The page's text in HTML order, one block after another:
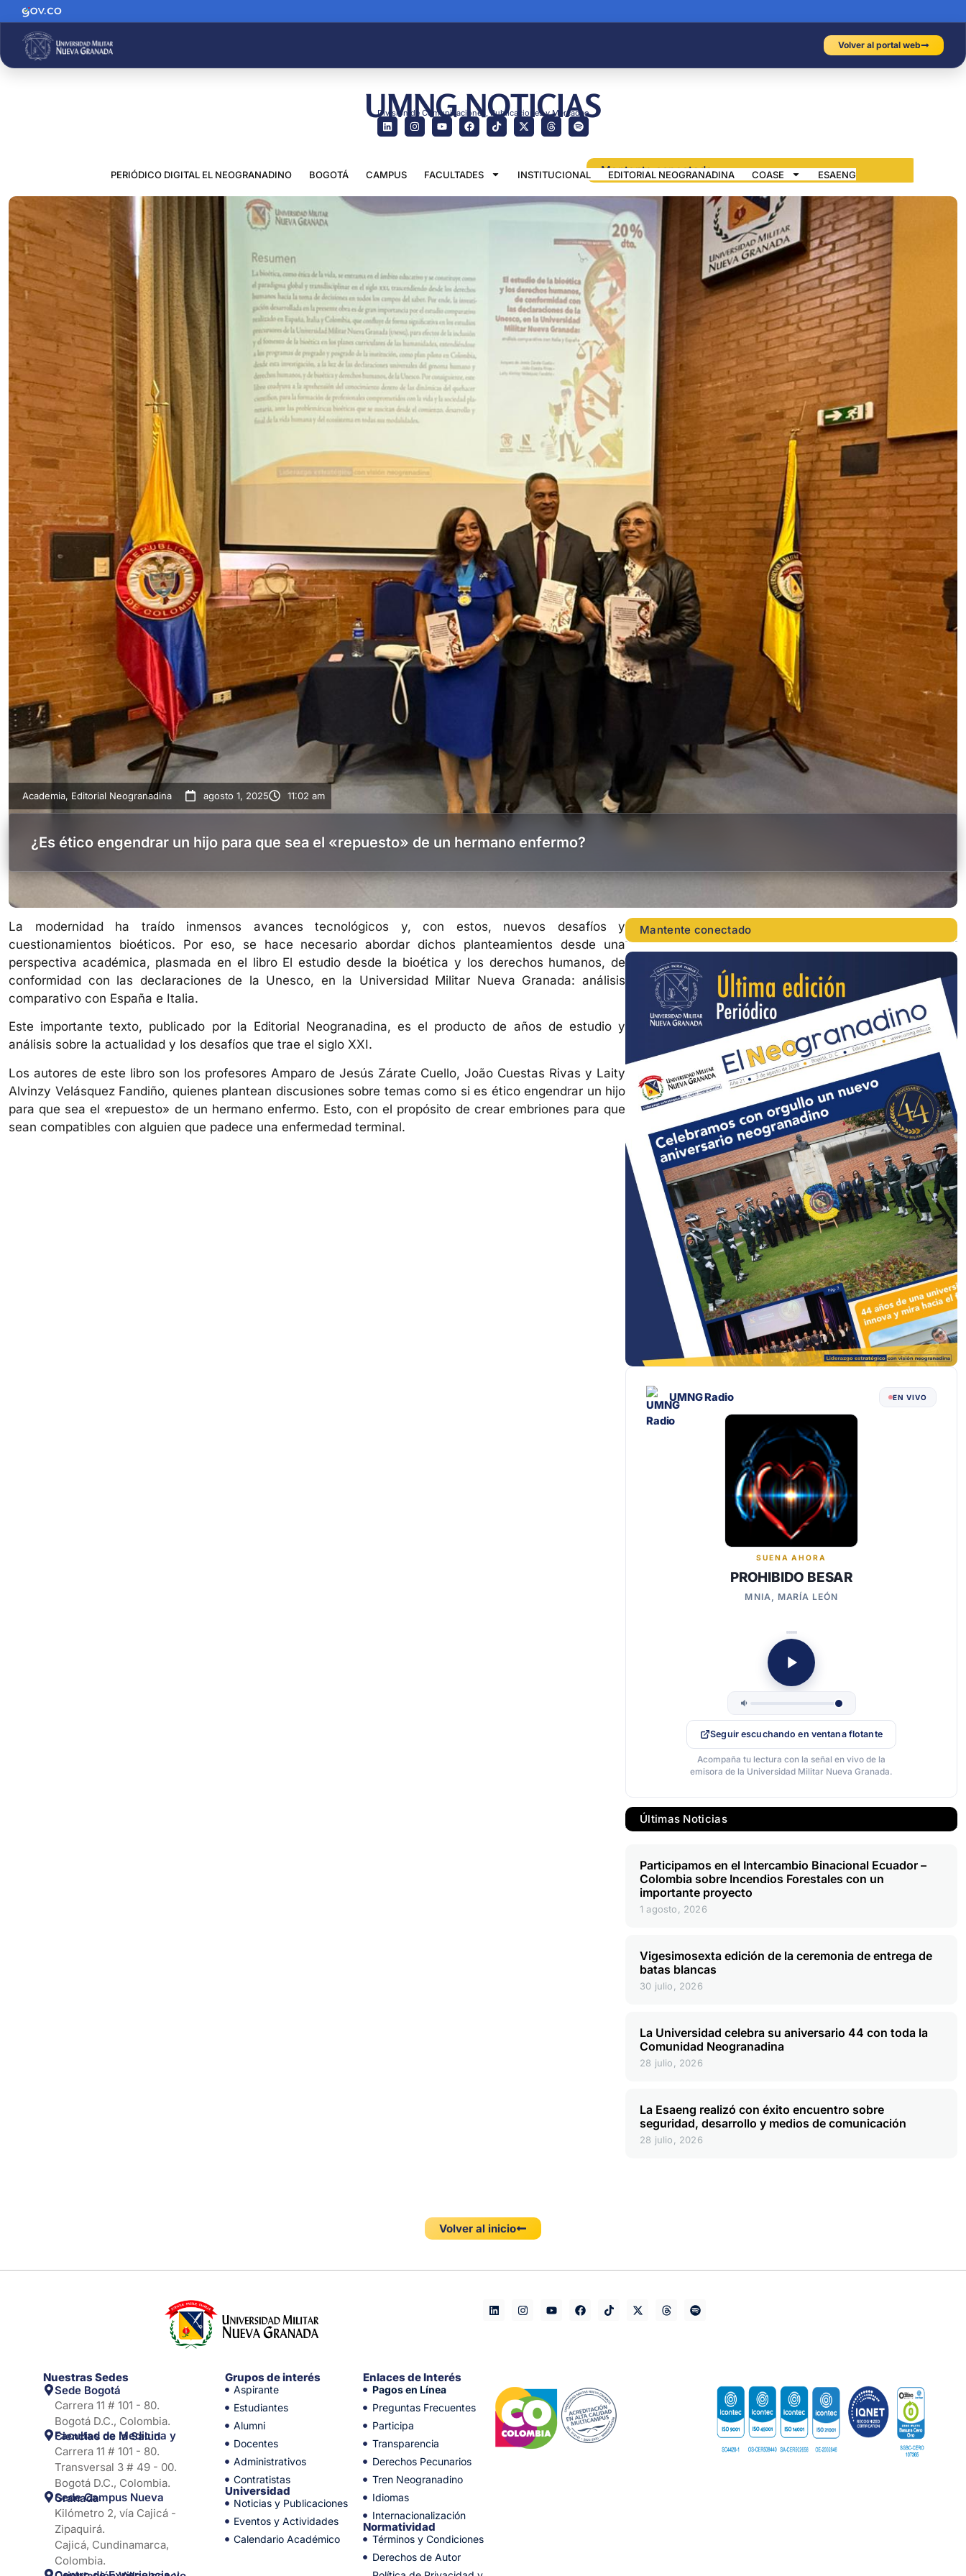
Volver al portal web
UMNG NOTICIAS
División de Comunicaciones, Publicaciones y Mercadeo
PERIÓDICO DIGITAL EL NEOGRANADINO BOGOTÁ CAMPUS FACULTADES INSTITUCIONAL EDITORIAL NEOGRANADINA COASE ESAENG
Academia, Editorial Neogranadina agosto 1, 2025 11:02 am
¿Es ético engendrar un hijo para que sea el «repuesto» de un hermano enfermo?
La modernidad ha traído inmensos avances tecnológicos y, con estos, nuevos desafíos y
cuestionamientos bioéticos. Por eso, se hace necesario abordar dichos planteamientos desde una
perspectiva académica, plasmada en el libro El estudio desde la bioética y los derechos humanos, de
conformidad con las declaraciones de la Unesco, en la Universidad Militar Nueva Granada: análisis
comparativo con España e Italia.
Este importante texto, publicado por la Editorial Neogranadina, es el producto de años de estudio y
análisis sobre la actualidad y los desafíos que trae el siglo XXI.
Los autores de este libro son los profesores Amparo de Jesús Zárate Cuello, João Cuestas Rivas y Laity
Alvinzy Velásquez Fandiño, quienes plantean discusiones sobre temas como si es ético engendrar un hijo
para que sea el «repuesto» de un hermano enfermo. Esto, con el propósito de crear embriones para que
sean compatibles con alguien que padece una enfermedad terminal.
Mantente conectado
UMNG Radio EN VIVO
SUENA AHORA
PROHIBIDO BESAR
MNIA, MARÍA LEÓN
Seguir escuchando en ventana flotante
Acompaña tu lectura con la señal en vivo de la
emisora de la Universidad Militar Nueva Granada.
Últimas Noticias
Participamos en el Intercambio Binacional Ecuador –
Colombia sobre Incendios Forestales con un
importante proyecto
1 agosto, 2026
Vigesimosexta edición de la ceremonia de entrega de
batas blancas
30 julio, 2026
La Universidad celebra su aniversario 44 con toda la
Comunidad Neogranadina
28 julio, 2026
La Esaeng realizó con éxito encuentro sobre
seguridad, desarrollo y medios de comunicación
28 julio, 2026
Volver al inicio
Nuestras Sedes
Sede Bogotá
Carrera 11 # 101 - 80.
Bogotá D.C., Colombia.
Facultad de Medicina y Ciencias de la Salud
Carrera 11 # 101 - 80.
Transversal 3 # 49 - 00.
Bogotá D.C., Colombia.
Sede Campus Nueva Granada
Kilómetro 2, vía Cajicá -
Zipaquirá.
Cajicá, Cundinamarca,
Colombia.
Grupos de interés
Aspirante
Estudiantes
Alumni
Docentes
Administrativos
Contratistas
Universidad
Noticias y Publicaciones
Eventos y Actividades
Calendario Académico
Enlaces de Interés
Pagos en Línea
Preguntas Frecuentes
Participa
Transparencia
Derechos Pecunarios
Tren Neogranadino
Idiomas
Internacionalización
Normatividad
Términos y Condiciones
Derechos de Autor